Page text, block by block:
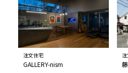
注文住宅
GALLERY-nism